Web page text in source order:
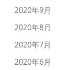
2020年9月
2020年8月
2020年7月
2020年6月